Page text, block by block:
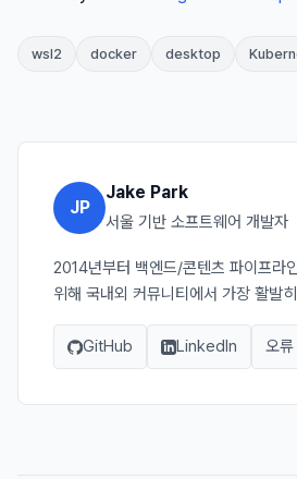
wsl2 docker desktop
JP
Jake Park
서울 기반 소프트웨어 개발자
2014년부터 백엔드/콘텐츠 파이프라
위해 국내외 커뮤니티에서 가장 활발
GitHub LinkedIn 오